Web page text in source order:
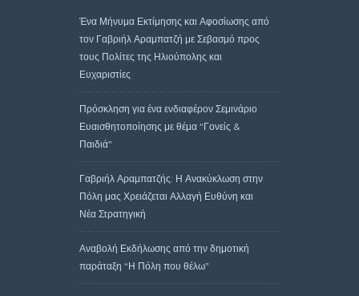
Ένα Μήνυμα Εκτίμησης και Αφοσίωσης από
τον Γαβριήλ Αραμπατζή με Σεβασμό προς
τους Πολίτες της Ηλιούπολης και
Ευχαριστίες
Πρόσκληση για ένα ενδιαφέρον Σεμινάριο
Ευαισθητοποίησης με θέμα “Γονείς &
Παιδιά”
Γαβριήλ Αραμπατζής: Η Ανακύκλωση στην
Πόλη μας Χρειάζεται Αλλαγή Ευθύνη και
Νέα Στρατηγική
Αναβολή Εκδήλωσης από την δημοτική
παράταξη “Η Πόλη που θέλω”